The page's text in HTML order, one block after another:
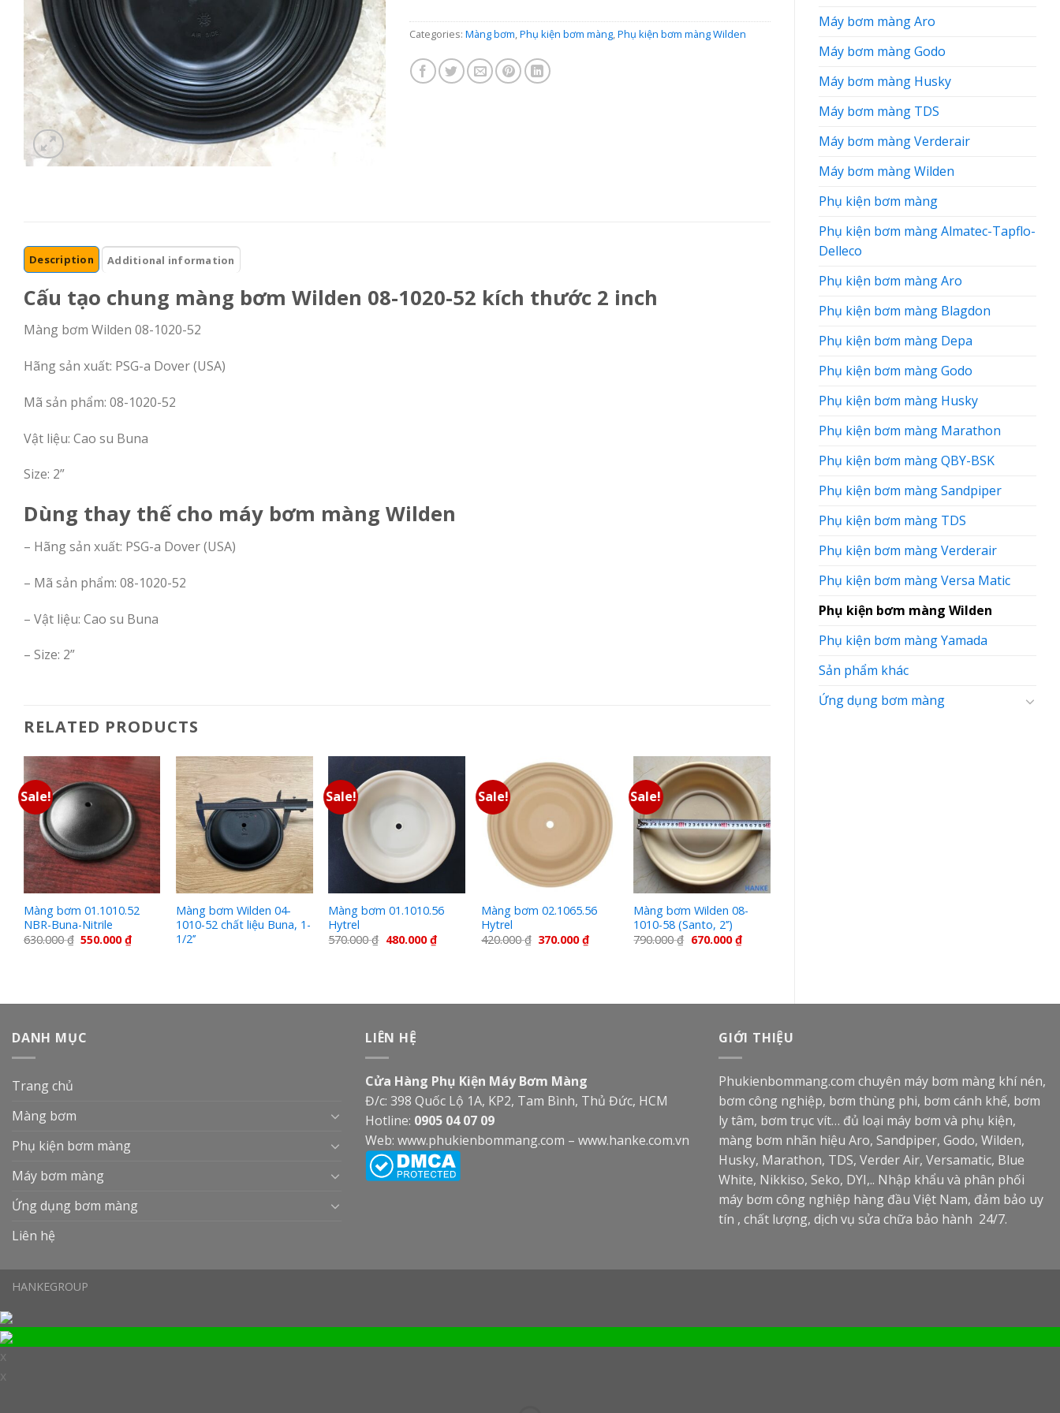
Máy bơm màng Aro
Máy bơm màng Godo
Máy bơm màng Husky
Máy bơm màng TDS
Máy bơm màng Verderair
Máy bơm màng Wilden
Phụ kiện bơm màng
Phụ kiện bơm màng Almatec-Tapflo-
Delleco
Phụ kiện bơm màng Aro
Phụ kiện bơm màng Blagdon
Phụ kiện bơm màng Depa
Phụ kiện bơm màng Godo
Phụ kiện bơm màng Husky
Phụ kiện bơm màng Marathon
Phụ kiện bơm màng QBY-BSK
Phụ kiện bơm màng Sandpiper
Phụ kiện bơm màng TDS
Phụ kiện bơm màng Verderair
Phụ kiện bơm màng Versa Matic
Phụ kiện bơm màng Wilden
Phụ kiện bơm màng Yamada
Sản phẩm khác
Ứng dụng bơm màng
Categories: Màng bơm,Phụ kiện bơm màng,Phụ kiện bơm màng Wilden
Description Additional information
Cấu tạo chung màng bơm Wilden 08-1020-52 kích thước 2 inch
Màng bơm Wilden 08-1020-52
Hãng sản xuất: PSG-a Dover (USA)
Mã sản phẩm: 08-1020-52
Vật liệu: Cao su Buna
Size: 2”
Dùng thay thế cho máy bơm màng Wilden
– Hãng sản xuất: PSG-a Dover (USA)
– Mã sản phẩm: 08-1020-52
– Vật liệu: Cao su Buna
– Size: 2”
RELATED PRODUCTS
Sale!
Màng bơm 01.1010.52
NBR-Buna-Nitrile
630.000₫ 550.000₫
Màng bơm Wilden 04-
1010-52 chất liệu Buna, 1-
1/2’’
Sale!
Màng bơm 01.1010.56
Hytrel
570.000₫ 480.000₫
Sale!
Màng bơm 02.1065.56
Hytrel
420.000₫ 370.000₫
Sale!
Màng bơm Wilden 08-
1010-58 (Santo, 2’’)
790.000₫ 670.000₫
DANH MỤC
Trang chủ
Màng bơm
Phụ kiện bơm màng
Máy bơm màng
Ứng dụng bơm màng
Liên hệ
LIÊN HỆ
Cửa Hàng Phụ Kiện Máy Bơm Màng
Đ/c: 398 Quốc Lộ 1A, KP2, Tam Bình, Thủ Đức, HCM
Hotline: 0905 04 07 09
Web: www.phukienbommang.com – www.hanke.com.vn
GIỚI THIỆU
Phukienbommang.com chuyên máy bơm màng khí nén,
bơm công nghiệp, bơm thùng phi, bơm cánh khế, bơm
ly tâm, bơm trục vít… đủ loại máy bơm và phụ kiện,
màng bơm nhãn hiệu Aro, Sandpiper, Godo, Wilden,
Husky, Marathon, TDS, Verder Air, Versamatic, Blue
White, Nikkiso, Seko, DYI,.. Nhập khẩu và phân phối
máy bơm công nghiệp hàng đầu Việt Nam, đảm bảo uy
tín , chất lượng, dịch vụ sửa chữa bảo hành 24/7.
HANKEGROUP
x
x